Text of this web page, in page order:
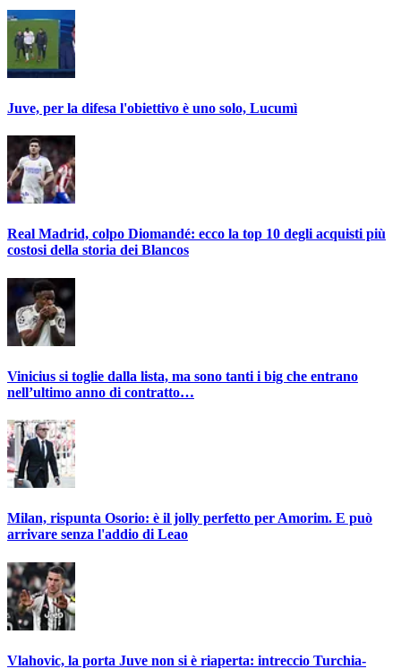
Juve, per la difesa l'obiettivo è uno solo, Lucumì
Real Madrid, colpo Diomandé: ecco la top 10 degli acquisti più
costosi della storia dei Blancos
Vinicius si toglie dalla lista, ma sono tanti i big che entrano
nell’ultimo anno di contratto…
Milan, rispunta Osorio: è il jolly perfetto per Amorim. E può
arrivare senza l'addio di Leao
Vlahovic, la porta Juve non si è riaperta: intreccio Turchia-